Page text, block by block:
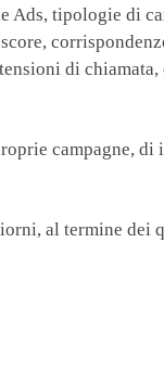
Ads, tipologie di
di chiamata,
campagne, di
al termine dei